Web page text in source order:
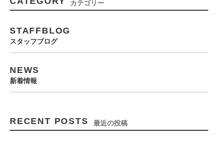
カテゴリー
STAFFBLOG
スタッフブログ
NEWS
新着情報
RECENT POSTS 最近の投稿